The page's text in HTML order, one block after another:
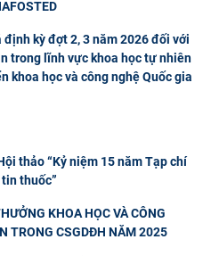
kỳ đợt 2, 3 năm 2026 đối với
trong lĩnh vực khoa học tự nhiên
khoa học và công nghệ Quốc gia
thảo “Kỷ niệm 15 năm Tạp chí
thuốc”
KHOA HỌC VÀ CÔNG
TRONG CSGDĐH NĂM 2025